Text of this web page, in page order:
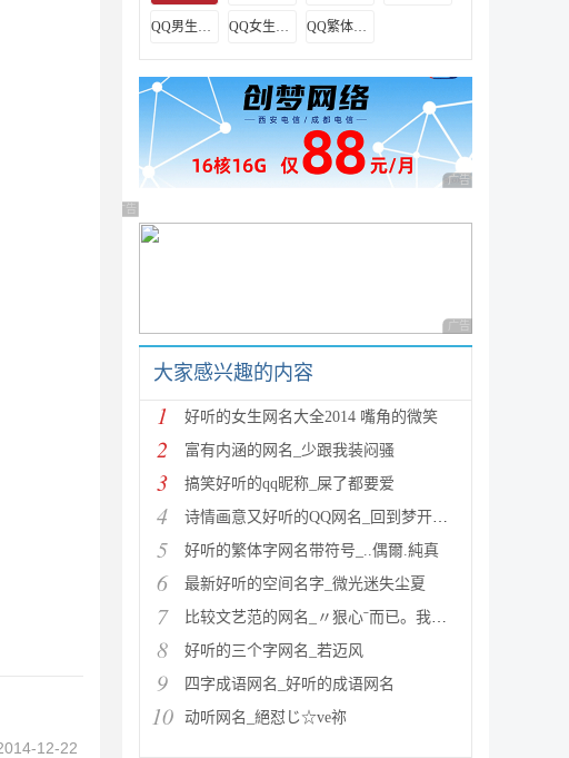
12-22
QQ男生网名 QQ女生网名 QQ繁体字网名
广告 商业广告，理性
广告 商业广告，理性选择
广告 商业广告，理性
大家感兴趣的内容
1 好听的女生网名大全2014 嘴角的微笑
2 富有内涵的网名_少跟我装闷骚
3 搞笑好听的qq昵称_屎了都要爱
4 诗情画意又好听的QQ网名_回到梦开始的地方
5 好听的繁体字网名带符号_..偶爾.純真
6 最新好听的空间名字_微光迷失尘夏
7 比较文艺范的网名_〃狠心ˉ而已。我也会.ゞ
8 好听的三个字网名_若迈风
9 四字成语网名_好听的成语网名
10 动听网名_絕怼じ☆ve祢